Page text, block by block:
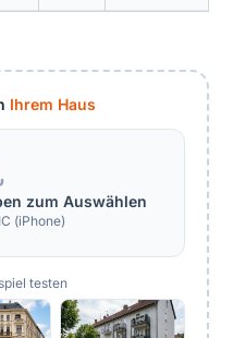
Ihrem Haus
zum Auswählen
(iPhone)
testen